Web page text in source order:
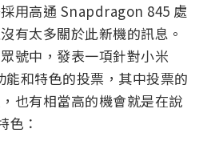
用高通 Snapdragon 845 處
有太多關於此新機的訊息。
號中，發表一項針對小米
能和特色的投票，其中投票的
也有相當高的機會就是在說
色：